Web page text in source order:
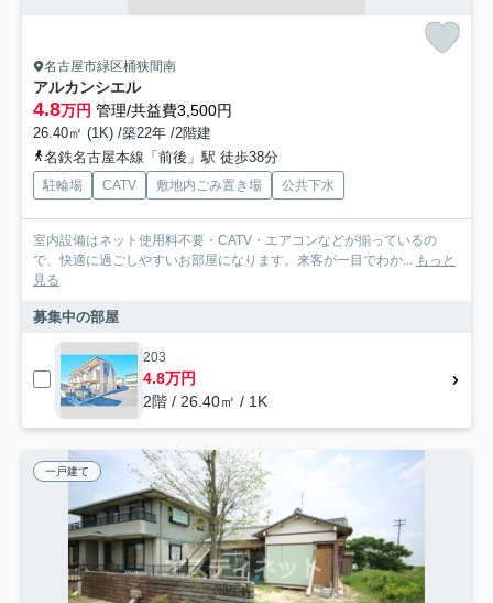
名古屋市緑区桶狭間南
アルカンシエル
4.8万円 管理/共益費3,500円
26.40㎡ (1K) /築22年 /2階建
名鉄名古屋本線「前後」駅 徒歩38分
駐輪場 CATV 敷地内ごみ置き場 公共下水
室内設備はネット使用料不要・CATV・エアコンなどが揃っているの
で、快適に過ごしやすいお部屋になります。来客が一目でわか...
もっと
見る
募集中の部屋
203
4.8万円
2階 / 26.40㎡ / 1K
一戸建て